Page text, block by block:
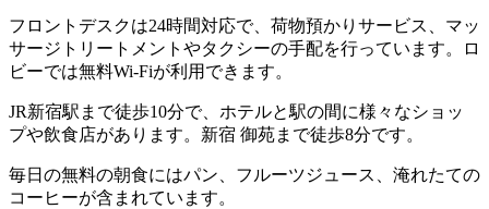
フロントデスクは24時間対応で、荷物預かりサービス、マッ
サージトリートメントやタクシーの手配を行っています。ロ
ビーでは無料Wi-Fiが利用できます。
JR新宿駅まで徒歩10分で、ホテルと駅の間に様々なショッ
プや飲食店があります。新宿 御苑まで徒歩8分です。
毎日の無料の朝食にはパン、フルーツジュース、淹れたての
コーヒーが含まれています。